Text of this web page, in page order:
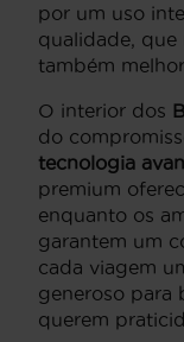
por um uso
qualidade, que
também
O interior dos
do
tecnologia
premium
enquanto os
garantem um
cada viagem
generoso para
querem